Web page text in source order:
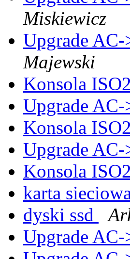
Miskiewicz
Upgrade
Majewski
Konsola
Upgrade
Konsola
Upgrade
Konsola
karta
dyski ssd
Upgrade